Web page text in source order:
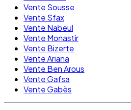
Vente Sousse
Vente Sfax
Vente Nabeul
Vente Monastir
Vente Bizerte
Vente Ariana
Vente Ben Arous
Vente Gafsa
Vente Gabès